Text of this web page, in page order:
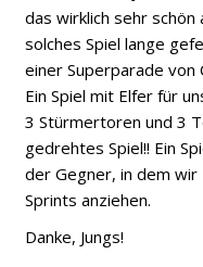
das wirklich sehr schön
solches Spiel lange
einer Superparade von
Ein Spiel mit Elfer für
3 Stürmertoren und 3
gedrehtes Spiel!! Ein
der Gegner, in dem wir
Sprints anziehen.
Danke, Jungs!